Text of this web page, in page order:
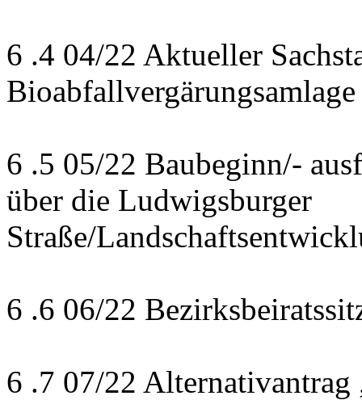
6 .4 04/22 Aktueller
Bioabfallvergärungsamlage
6 .5 05/22 Baubeginn/-
über die Ludwigsburger
Straße/
6 .6 06/22
6 .7 07/22 Alternativantrag